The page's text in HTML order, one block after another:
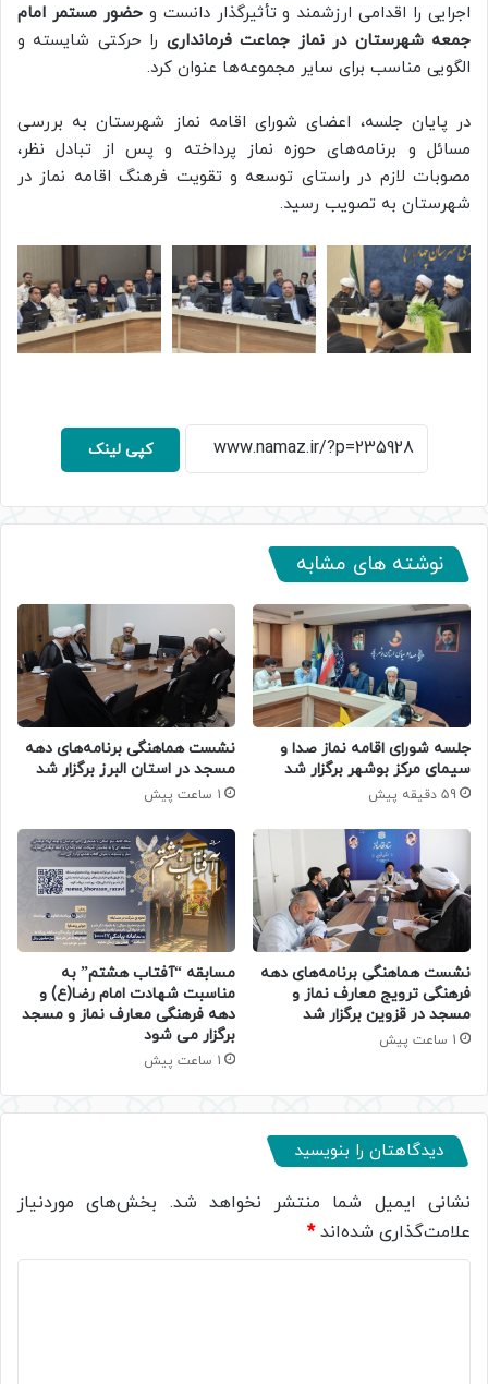
اجرایی را اقدامی ارزشمند و تأثیرگذار دانست وحضور مستمر امام
جمعه شهرستان در نماز جماعت فرمانداری را حرکتی شایسته و
الگویی مناسب برای سایر مجموعه‌ها عنوان کرد.
در پایان جلسه، اعضای شورای اقامه نماز شهرستان به بررسی
مسائل و برنامه‌های حوزه نماز پرداخته و پس از تبادل نظر،
مصوبات لازم در راستای توسعه و تقویت فرهنگ اقامه نماز در
شهرستان به تصویب رسید.
کپی لینک
نوشته های مشابه
جلسه شورای اقامه نماز صدا و
سیمای مرکز بوشهر برگزار شد
59 دقیقه پیش
نشست هماهنگی برنامه‌های دهه
مسجد در استان البرز برگزار شد
1 ساعت پیش
نشست هماهنگی برنامه‌های دهه
فرهنگی ترویج معارف نماز و
مسجد در قزوین برگزار شد
1 ساعت پیش
مسابقه “آفتاب هشتم” به
مناسبت شهادت امام رضا(ع) و
دهه فرهنگی معارف نماز و مسجد
برگزار می شود
1 ساعت پیش
دیدگاهتان را بنویسید
نشانی ایمیل شما منتشر نخواهد شد. بخش‌های موردنیاز
علامت‌گذاری شده‌اند*